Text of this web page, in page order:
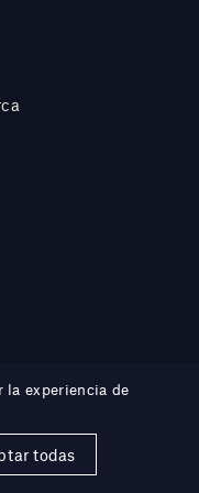
la experiencia de
todas